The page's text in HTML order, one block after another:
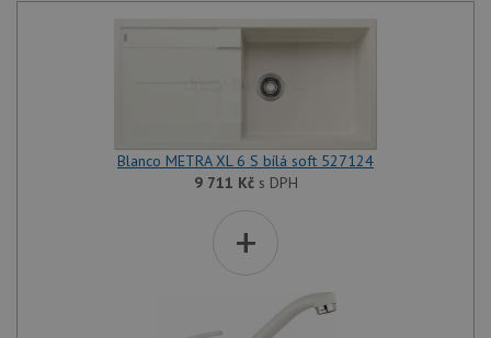
Blanco METRA XL 6 S bílá soft 527124
9 711 Kčs DPH
+